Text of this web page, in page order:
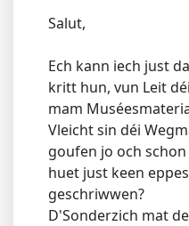
Salut,
Ech kann iech just
kritt hun, vun Leit
mam
Vleicht sin déi
goufen jo och
huet just keen
geschriwwen?
D'Sonderzich mat